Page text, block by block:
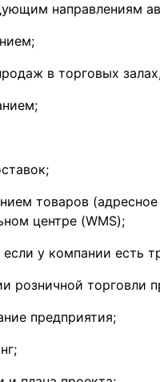
направлениям
в торговых
товаров (адресное
центре (WMS);
у компании есть
розничной торговли
предприятия;